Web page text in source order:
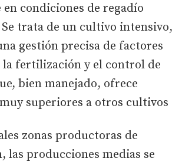
en condiciones de regadío
trata de un cultivo intensivo,
gestión precisa de factores
la fertilización y el control de
bien manejado, ofrece
superiores a otros cultivos
zonas productoras de
las producciones medias se